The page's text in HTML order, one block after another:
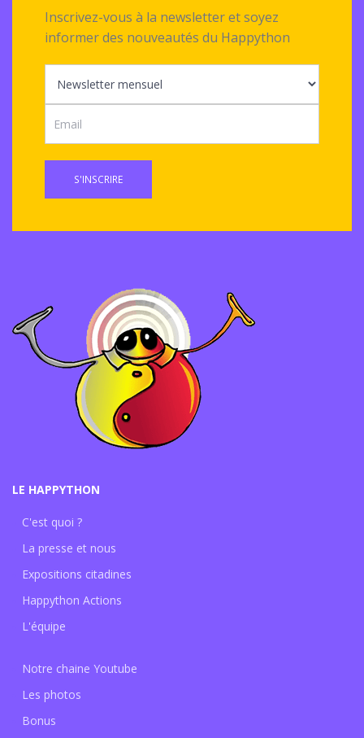
Inscrivez-vous à la newsletter et soyez
informer des nouveautés du Happython
S'INSCRIRE
LE HAPPYTHON
C'est quoi ?
La presse et nous
Expositions citadines
Happython Actions
L'équipe
Notre chaine Youtube
Les photos
Bonus